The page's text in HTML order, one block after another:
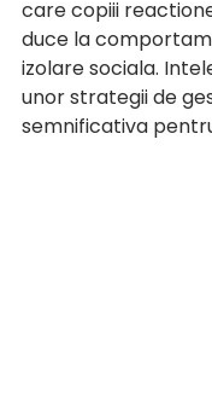
care copiii
duce la
izolare sociala.
unor strategii de
semnificativa